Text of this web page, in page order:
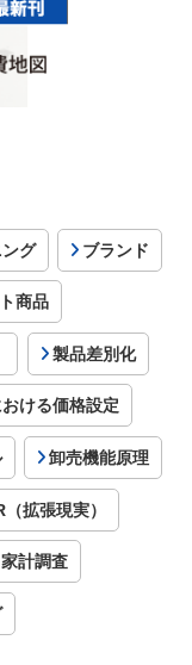
グ ブランド
商品
製品差別化
ける価格設定
卸売機能原理
（拡張現実）
家計調査